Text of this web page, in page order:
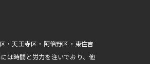
・天王寺区・阿倍野区・東住吉
は時間と労力を注いでおり、他